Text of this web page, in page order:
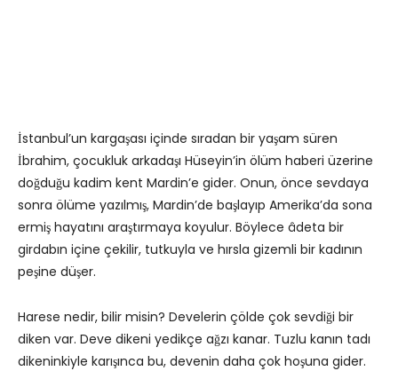
İstanbul’un kargaşası içinde sıradan bir yaşam süren
İbrahim, çocukluk arkadaşı Hüseyin’in ölüm haberi üzerine
doğduğu kadim kent Mardin’e gider. Onun, önce sevdaya
sonra ölüme yazılmış, Mardin’de başlayıp Amerika’da sona
ermiş hayatını araştırmaya koyulur. Böylece âdeta bir
girdabın içine çekilir, tutkuyla ve hırsla gizemli bir kadının
peşine düşer.
Harese nedir, bilir misin? Develerin çölde çok sevdiği bir
diken var. Deve dikeni yedikçe ağzı kanar. Tuzlu kanın tadı
dikeninkiyle karışınca bu, devenin daha çok hoşuna gider.